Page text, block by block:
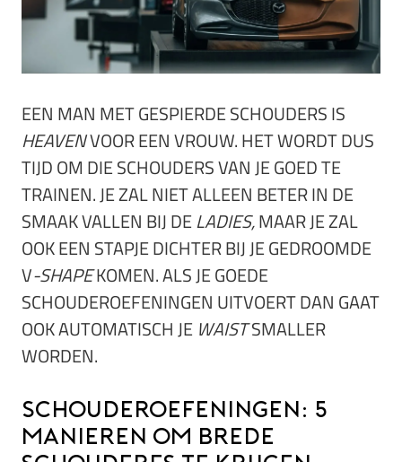
EEN MAN MET GESPIERDE SCHOUDERS IS
HEAVENVOOR EEN VROUW. HET WORDT DUS
TIJD OM DIE SCHOUDERS VAN JE GOED TE
TRAINEN. JE ZAL NIET ALLEEN BETER IN DE
SMAAK VALLEN BIJ DELADIES,MAAR JE ZAL
OOK EEN STAPJE DICHTER BIJ JE GEDROOMDE
V-SHAPEKOMEN. ALS JE GOEDE
SCHOUDEROEFENINGEN UITVOERT DAN GAAT
OOK AUTOMATISCH JE WAISTSMALLER
WORDEN.
Schouderoefeningen: 5
manieren om brede